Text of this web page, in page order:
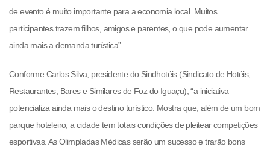
de evento é muito importante para a economia local. Muitos
participantes trazem filhos, amigos e parentes, o que pode aumentar
ainda mais a demanda turística”.
Conforme Carlos Silva, presidente do Sindhotéis (Sindicato de Hotéis,
Restaurantes, Bares e Similares de Foz do Iguaçu), “a iniciativa
potencializa ainda mais o destino turístico. Mostra que, além de um bom
parque hoteleiro, a cidade tem totais condições de pleitear competições
esportivas. As Olimpíadas Médicas serão um sucesso e trarão bons